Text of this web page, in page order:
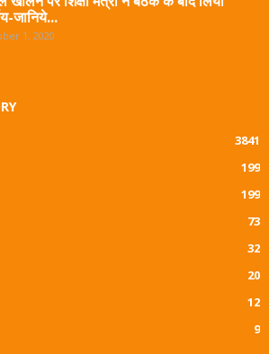
जानिये...
1, 2020
3841
199
199
73
32
20
12
9